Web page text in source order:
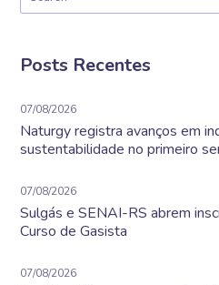
Posts Recentes
07/08/2026
Naturgy registra avanços em
sustentabilidade no primeiro
07/08/2026
Sulgás e SENAI-RS abrem
Curso de Gasista
07/08/2026